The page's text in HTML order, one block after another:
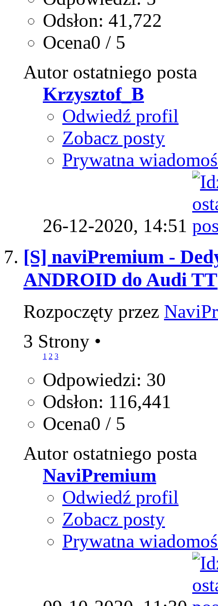
Odsłon: 41,722
Ocena0 / 5
Autor ostatniego posta
Krzysztof_B
Odwiedź profil
Zobacz posty
Prywatna
26-12-2020, 14:51
[S] naviPremium -
ANDROID do Audi TT
Rozpoczęty przez
3 Strony •
1 2 3
Odpowiedzi: 30
Odsłon: 116,441
Ocena0 / 5
Autor ostatniego posta
NaviPremium
Odwiedź profil
Zobacz posty
Prywatna